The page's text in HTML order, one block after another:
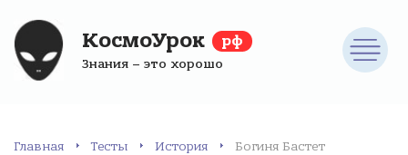
КосмоУрок рф
Знания – это хорошо
Главная Тесты История Богиня Бастет